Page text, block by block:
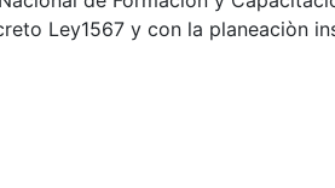
Ley1567 y con la planeaciòn